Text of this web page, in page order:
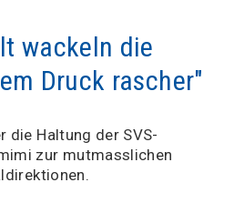
wackeln die
Druck rascher"
die Haltung der SVS-
zur mutmasslichen